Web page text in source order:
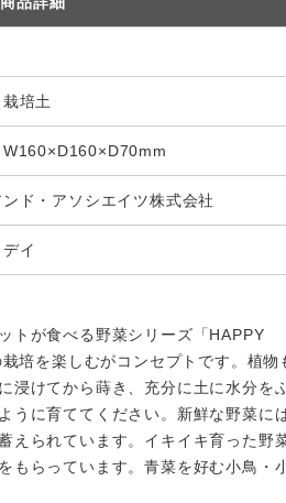
培土
W160×D160×D70mm
ド・アソシエイツ株式会社
イ
トが食べる野菜シリーズ「HAPPY
培を楽しむがコンセプトです。植物
浸けてから蒔き、充分に土に水分を
うに育ててください。新鮮な野菜に
えられています。イキイキ育った野
もらっています。青菜を好む小鳥・